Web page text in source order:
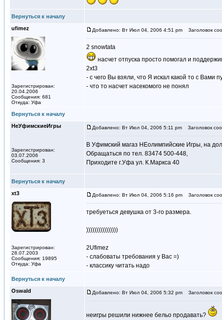
Вернуться к началу
ufimez
Зарегистрирован:
20.04.2006
Сообщения: 681
Откуда: Уфа
Добавлено: Вт Июл 04, 2006 4:51 pm Заголовок
2 snowtata
насчет отпуска просто помогал и
2xt3
- с чего Вы взяли, что Я искал какой то с Вами
- что то насчет насекомого не понял
Вернуться к началу
НеУфимскиеИгры
Зарегистрирован:
03.07.2006
Сообщения: 3
Добавлено: Вт Июл 04, 2006 5:11 pm Заголовок
В Уфимский магаз НЕолимпийские Игры, на
Обращаться по тел. 83474 500-448,
Приходите г.Уфа ул. К.Маркса 40
Вернуться к началу
xt3
Зарегистрирован:
28.07.2003
Сообщения: 19895
Откуда: Уфа
Добавлено: Вт Июл 04, 2006 5:16 pm Заголовок
требуеться девушка от 3-го размера.
))))))))))))))))
2Ufimez
- слабоваты требования у Вас =)
- классику читать надо
Вернуться к началу
Oswald
Добавлено: Вт Июл 04, 2006 5:32 pm Заголовок
неигры решили нижнее бельо продавать?